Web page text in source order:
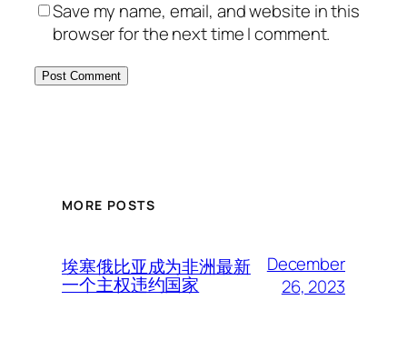
Save my name, email, and website in this
browser for the next time I comment.
MORE POSTS
埃塞俄比亚成为非洲最新
一个主权违约国家
December
26, 2023